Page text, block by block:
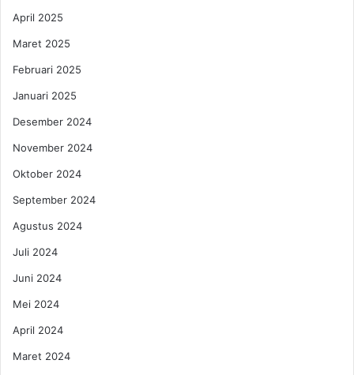
April 2025
Maret 2025
Februari 2025
Januari 2025
Desember 2024
November 2024
Oktober 2024
September 2024
Agustus 2024
Juli 2024
Juni 2024
Mei 2024
April 2024
Maret 2024